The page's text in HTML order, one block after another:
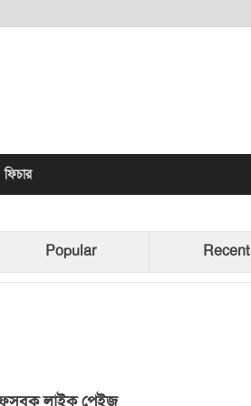
ফিচার
Popular Recent
লাইক পেইজ